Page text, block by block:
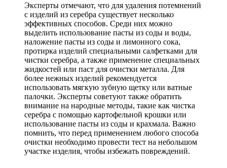
Эксперты отмечают, что для удаления потемнений
с изделий из серебра существует несколько
эффективных способов. Среди них можно
выделить использование пасты из соды и воды,
наложение пасты из соды и лимонного сока,
протирка изделий специальными салфетками для
чистки серебра, а также применение специальных
жидкостей или паст для очистки металла. Для
более нежных изделий рекомендуется
использовать мягкую зубную щетку или ватные
палочки. Эксперты советуют также обратить
внимание на народные методы, такие как чистка
серебра с помощью картофельной крошки или
использование пасты из соды и крахмала. Важно
помнить, что перед применением любого способа
очистки необходимо провести тест на небольшом
участке изделия, чтобы избежать повреждений.